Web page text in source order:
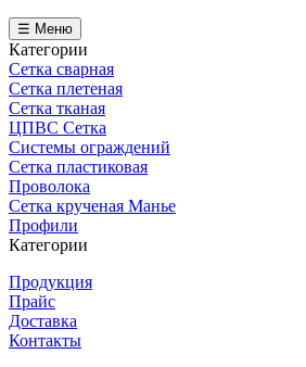
☰ Меню
Категории
Сетка сварная
Сетка плетеная
Сетка тканая
ЦПВС Сетка
Системы ограждений
Сетка пластиковая
Проволока
Сетка крученая Манье
Профили
Категории
Продукция
Прайс
Доставка
Контакты